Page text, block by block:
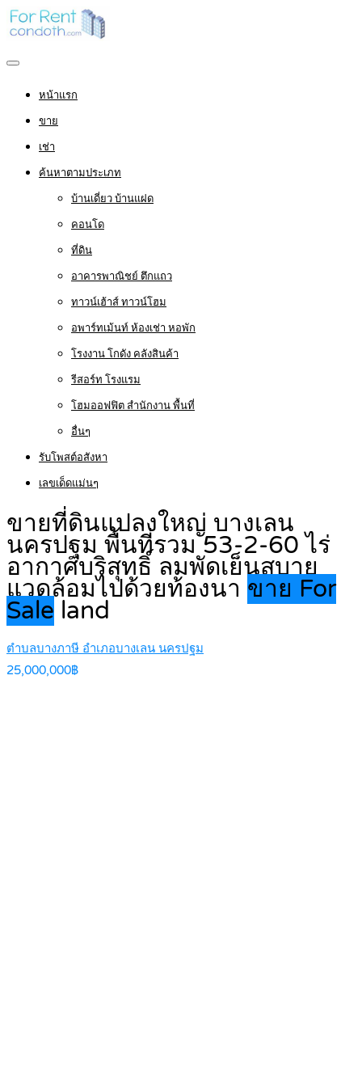
หน้าแรก
ขาย
เช่า
ค้นหาตามประเภท
บ้านเดี่ยว บ้านแฝด
คอนโด
ที่ดิน
อาคารพาณิชย์ ตึกแถว
ทาวน์เฮ้าส์ ทาวน์โฮม
อพาร์ทเม้นท์ ห้องเช่า หอพัก
โรงงาน โกดัง คลังสินค้า
รีสอร์ท โรงแรม
โฮมออฟฟิต สำนักงาน พื้นที่
อื่นๆ
รับโพสต์อสังหา
เลขเด็ดแม่นๆ
ขายที่ดินแปลงใหญ่ บางเลน
นครปฐม พื้นที่รวม 53-2-60 ไร่
อากาศบริสุทธิ์ ลมพัดเย็นสบาย
แวดล้อมไปด้วยท้องนา ขาย For
Sale land
ตำบลบางภาษี อำเภอบางเลน นครปฐม
25,000,000฿